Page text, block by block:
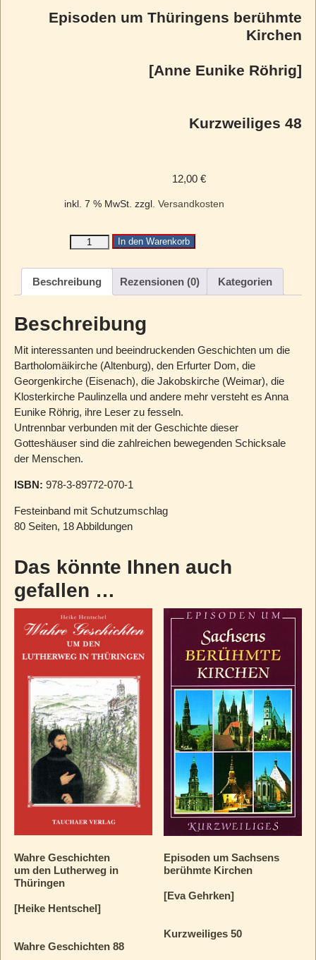
Episoden um Thüringens berühmte
Kirchen
[Anne Eunike Röhrig]
Kurzweiliges 48
12,00 €
inkl. 7 % MwSt. zzgl. Versandkosten
In den Warenkorb
Beschreibung Rezensionen (0) Kategorien
Beschreibung
Mit interessanten und beeindruckenden Geschichten um die
Bartholomäikirche (Altenburg), den Erfurter Dom, die
Georgenkirche (Eisenach), die Jakobskirche (Weimar), die
Klosterkirche Paulinzella und andere mehr versteht es Anna
Eunike Röhrig, ihre Leser zu fesseln.
Untrennbar verbunden mit der Geschichte dieser
Gotteshäuser sind die zahlreichen bewegenden Schicksale
der Menschen.
ISBN: 978-3-89772-070-1
Festeinband mit Schutzumschlag
80 Seiten, 18 Abbildungen
Das könnte Ihnen auch
gefallen …
Wahre Geschichten
um den Lutherweg in
Thüringen
[Heike Hentschel]
Wahre Geschichten 88
Episoden um Sachsens
berühmte Kirchen
[Eva Gehrken]
Kurzweiliges 50